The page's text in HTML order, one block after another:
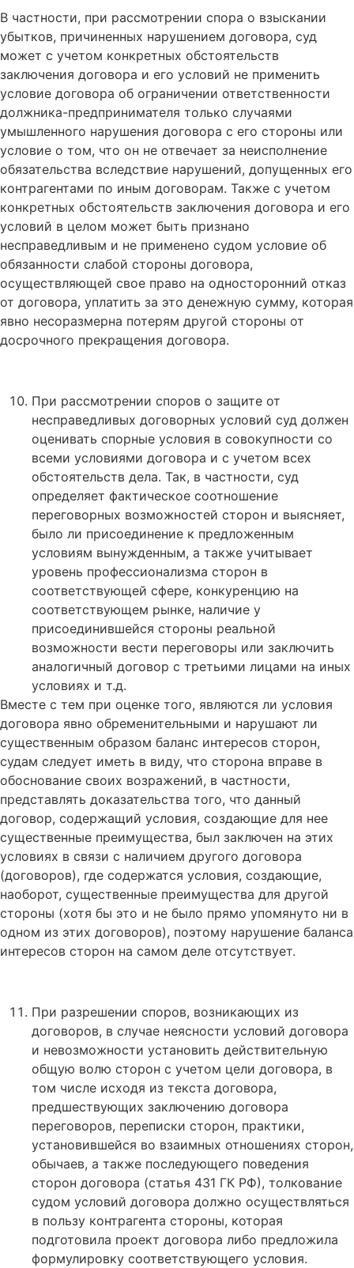
В частности, при рассмотрении спора о взыскании
убытков, причиненных нарушением договора, суд
может с учетом конкретных обстоятельств
заключения договора и его условий не применить
условие договора об ограничении ответственности
должника-предпринимателя только случаями
умышленного нарушения договора с его стороны или
условие о том, что он не отвечает за неисполнение
обязательства вследствие нарушений, допущенных его
контрагентами по иным договорам. Также с учетом
конкретных обстоятельств заключения договора и его
условий в целом может быть признано
несправедливым и не применено судом условие об
обязанности слабой стороны договора,
осуществляющей свое право на односторонний отказ
от договора, уплатить за это денежную сумму, которая
явно несоразмерна потерям другой стороны от
досрочного прекращения договора.
При рассмотрении споров о защите от
несправедливых договорных условий суд должен
оценивать спорные условия в совокупности со
всеми условиями договора и с учетом всех
обстоятельств дела. Так, в частности, суд
определяет фактическое соотношение
переговорных возможностей сторон и выясняет,
было ли присоединение к предложенным
условиям вынужденным, а также учитывает
уровень профессионализма сторон в
соответствующей сфере, конкуренцию на
соответствующем рынке, наличие у
присоединившейся стороны реальной
возможности вести переговоры или заключить
аналогичный договор с третьими лицами на иных
условиях и т.д.
Вместе с тем при оценке того, являются ли условия
договора явно обременительными и нарушают ли
существенным образом баланс интересов сторон,
судам следует иметь в виду, что сторона вправе в
обоснование своих возражений, в частности,
представлять доказательства того, что данный
договор, содержащий условия, создающие для нее
существенные преимущества, был заключен на этих
условиях в связи с наличием другого договора
(договоров), где содержатся условия, создающие,
наоборот, существенные преимущества для другой
стороны (хотя бы это и не было прямо упомянуто ни в
одном из этих договоров), поэтому нарушение баланса
интересов сторон на самом деле отсутствует.
При разрешении споров, возникающих из
договоров, в случае неясности условий договора
и невозможности установить действительную
общую волю сторон с учетом цели договора, в
том числе исходя из текста договора,
предшествующих заключению договора
переговоров, переписки сторон, практики,
установившейся во взаимных отношениях сторон,
обычаев, а также последующего поведения
сторон договора (статья 431 ГК РФ), толкование
судом условий договора должно осуществляться
в пользу контрагента стороны, которая
подготовила проект договора либо предложила
формулировку соответствующего условия.